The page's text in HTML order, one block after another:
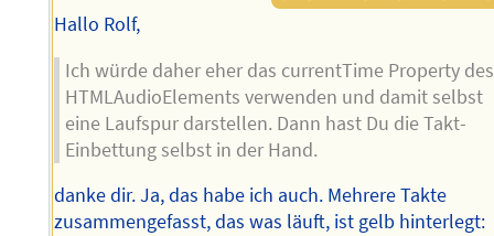
Hallo Rolf,
Ich würde daher eher das currentTime Property des
HTMLAudioElements verwenden und damit selbst
eine Laufspur darstellen. Dann hast Du die Takt-
Einbettung selbst in der Hand.
danke dir. Ja, das habe ich auch. Mehrere Takte
zusammengefasst, das was läuft, ist gelb hinterlegt: